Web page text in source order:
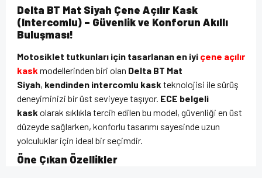
Delta BT Mat Siyah Çene Açılır Kask
(Intercomlu) – Güvenlik ve Konforun Akıllı
Buluşması!
Motosiklet tutkunları için tasarlanan en iyi çene açılır
kask modellerinden biri olan Delta BT Mat
Siyah, kendinden intercomlu kask teknolojisi ile sürüş
deneyiminizi bir üst seviyeye taşıyor. ECE belgeli
kask olarak sıklıkla tercih edilen bu model, güvenliği en üst
düzeyde sağlarken, konforlu tasarımı sayesinde uzun
yolculuklar için ideal bir seçimdir.
Öne Çıkan Özellikler